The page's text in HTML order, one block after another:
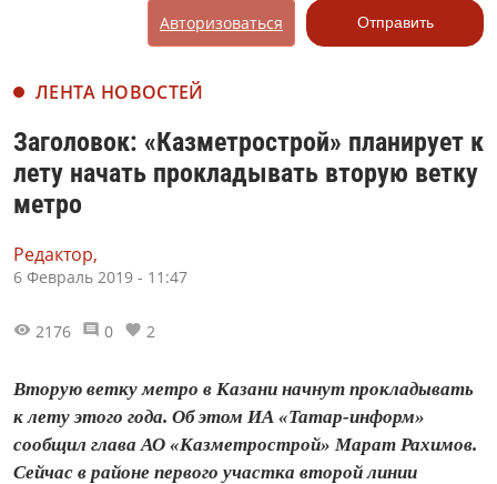
Авторизоваться Отправить
ЛЕНТА НОВОСТЕЙ
Заголовок: «Казметрострой» планирует к
лету начать прокладывать вторую ветку
метро
Редактор,
6 Февраль 2019 - 11:47
2176 0 2
Вторую ветку метро в Казани начнут прокладывать
к лету этого года. Об этом ИА «Татар-информ»
сообщил глава АО «Казметрострой» Марат Рахимов.
Сейчас в районе первого участка второй линии